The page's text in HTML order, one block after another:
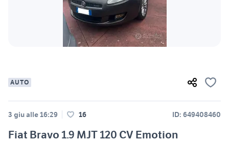
AUTO
3 giu alle 16:29 16 ID: 649408460
Fiat Bravo 1.9 MJT 120 CV Emotion